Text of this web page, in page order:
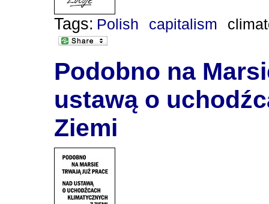
Tags: Polish capitalism
Podobno na
ustawą o
Ziemi